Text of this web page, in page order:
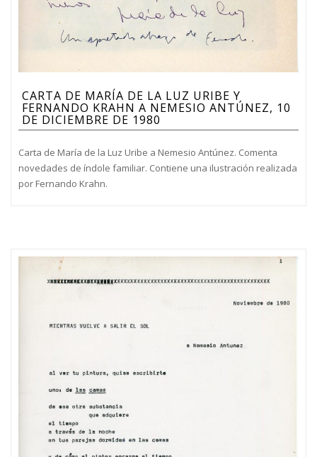
CARTA DE MARÍA DE LA LUZ URIBE Y
FERNANDO KRAHN A NEMESIO ANTÚNEZ, 10
DE DICIEMBRE DE 1980
Carta de María de la Luz Uribe a Nemesio Antúnez. Comenta
novedades de índole familiar. Contiene una ilustración realizada
por Fernando Krahn.